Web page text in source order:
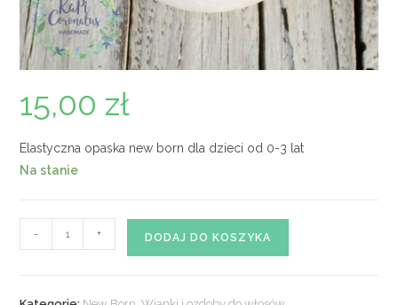
15,00 zł
Elastyczna opaska new born dla dzieci od 0-3 lat
Na stanie
Opaska
- + DODAJ DO KOSZYKA